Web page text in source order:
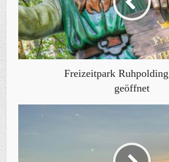
Freizeitpark
geöffnet